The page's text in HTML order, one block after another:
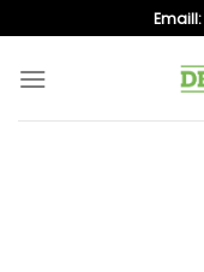
to
content
Emaill: